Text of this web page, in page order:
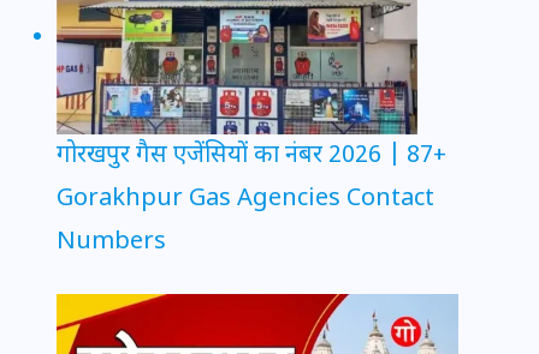
गोरखपुर गैस एजेंसियों का नंबर 2026 | 87+
Gorakhpur Gas Agencies Contact
Numbers